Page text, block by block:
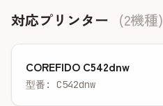
対応プリンター (2機種)
COREFIDO C542dnw
型番: C542dnw